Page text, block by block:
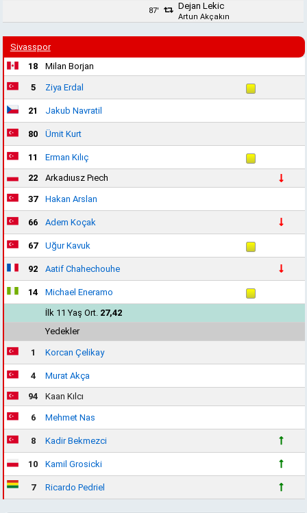
87' Dejan Lekic
Artun Akçakın
Sivasspor
18
Milan Borjan
5 Ziya Erdal
21 Jakub Navratil
80 Ümit Kurt
11
Erman Kılıç
22
Arkadıusz Pıech
37 Hakan Arslan
66 Adem Koçak
67 Uğur Kavuk
92 Aatif Chahechouhe
14
Michael Eneramo
İlk 11 Yaş Ort. 27,42
Yedekler
1 Korcan Çelikay
4
Murat Akça
94
Kaan Kılcı
6 Mehmet Nas
8 Kadir Bekmezci
10 Kamil Grosicki
7 Ricardo Pedriel